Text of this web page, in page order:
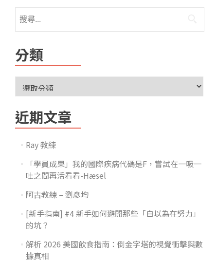
分類
近期文章
Ray 教練
「學員成果」我的國際疾病代碼是F，嘗試在一吸一
吐之間再活看看-Hæsel
阿古教練 – 劉彥均
[新手指南] #4 新手如何避開那些「自以為在努力」
的坑？
解析 2026 美國飲食指南：倒金字塔的視覺衝擊與數
據真相